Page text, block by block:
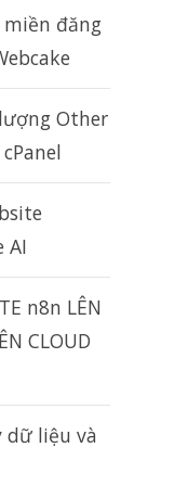
đăng
Other
AI
n8n LÊN
CLOUD
dữ liệu và